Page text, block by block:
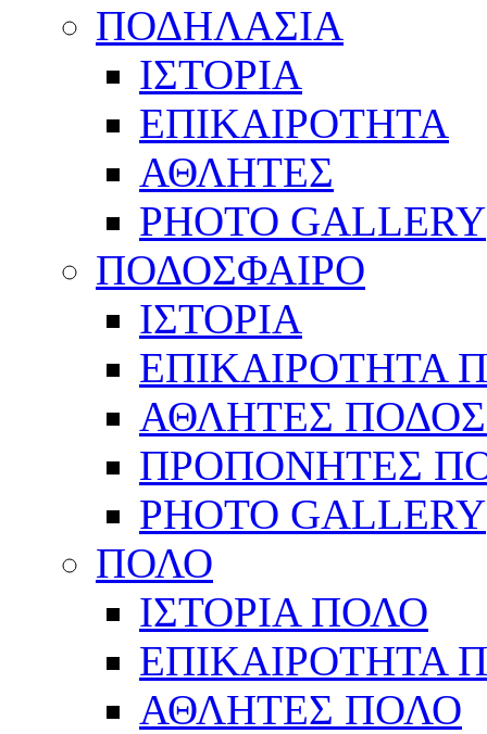
ΠΟΔΗΛΑΣΙΑ
ΙΣΤΟΡΙΑ
ΕΠΙΚΑΙΡΟΤΗΤΑ
ΑΘΛΗΤΕΣ
PHOTO GALLERY
ΠΟΔΟΣΦΑΙΡΟ
ΙΣΤΟΡΙΑ
ΕΠΙΚΑΙΡΟΤΗΤΑ
ΑΘΛΗΤΕΣ
ΠΡΟΠΟΝΗΤΕΣ
PHOTO GALLERY
ΠΟΛΟ
ΙΣΤΟΡΙΑ ΠΟΛΟ
ΕΠΙΚΑΙΡΟΤΗΤΑ
ΑΘΛΗΤΕΣ ΠΟΛΟ